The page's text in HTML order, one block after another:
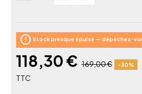
error Stock presque épuisé — dépêchez-
118,30 € 169,00 € -30%
TTC